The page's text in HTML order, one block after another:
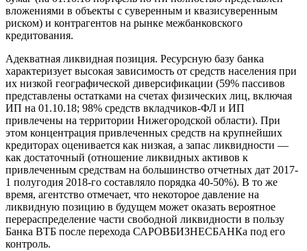
вложениями в объекты с суверенным и квазисуверенным
риском) и контрагентов на рынке межбанковского
кредитования.
Адекватная ликвидная позиция. Ресурсную базу банка
характеризует высокая зависимость от средств населения при
их низкой географической диверсификации (59% пассивов
представлены остатками на счетах физических лиц, включая
ИП на 01.10.18; 98% средств вкладчиков-ФЛ и ИП
привлечены на территории Нижегородской области). При
этом концентрация привлеченных средств на крупнейших
кредиторах оценивается как низкая, а запас ликвидности —
как достаточный (отношение ликвидных активов к
привлеченным средствам на большинство отчетных дат 2017-
1 полугодия 2018-го составляло порядка 40-50%). В то же
время, агентство отмечает, что некоторое давление на
ликвидную позицию в будущем может оказать вероятное
перераспределение части свободной ликвидности в пользу
Банка ВТБ после перехода САРОВБИЗНЕСБАНКа под его
контроль.